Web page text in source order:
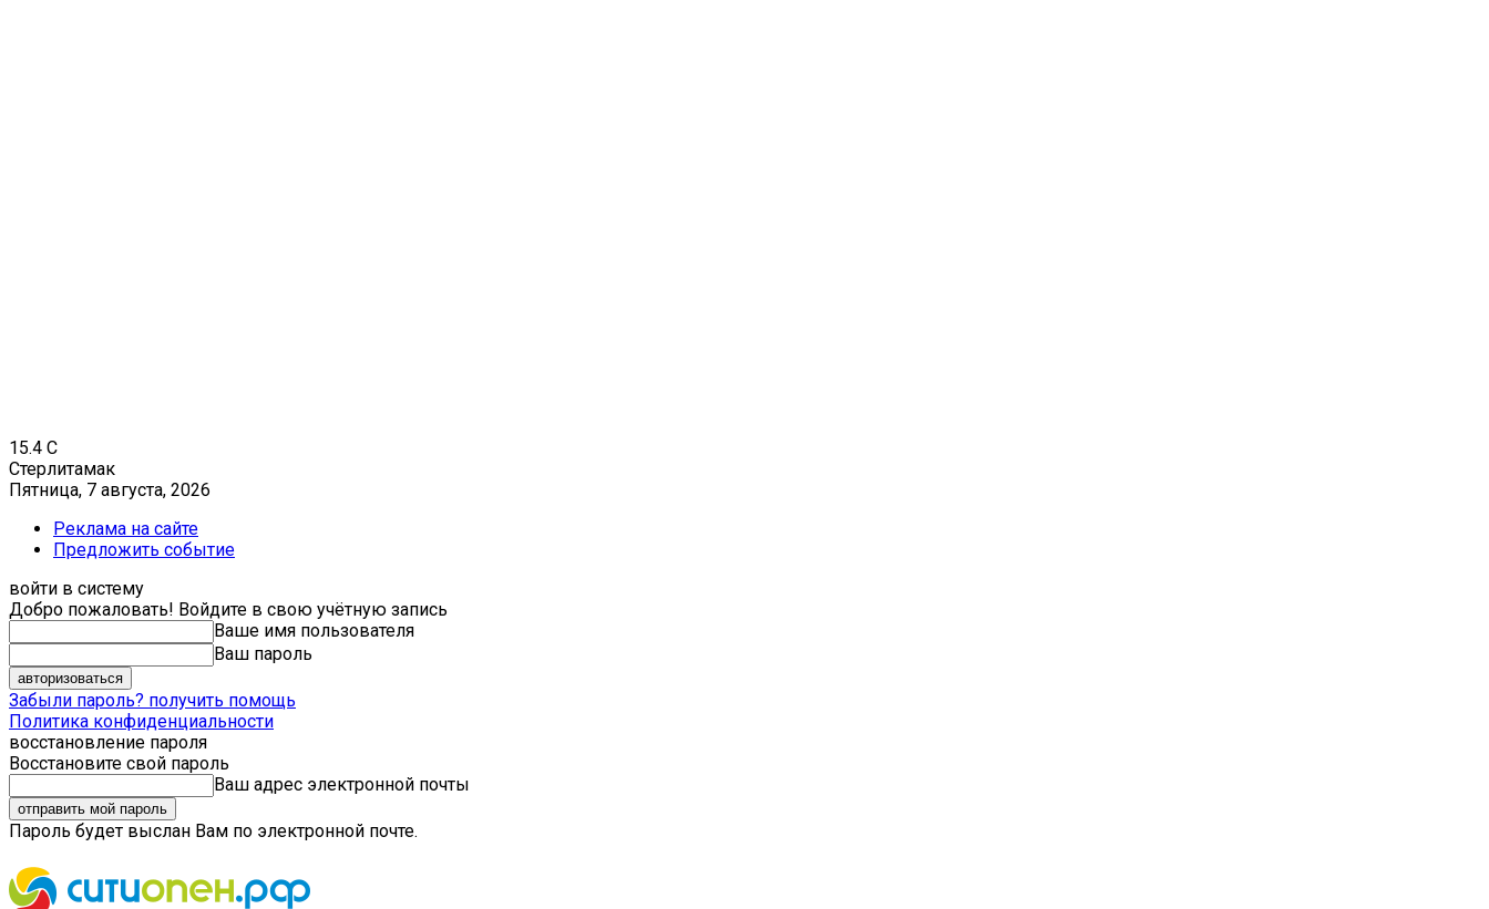
15.4 C
Стерлитамак
Пятница, 7 августа, 2026
Реклама на сайте
Предложить событие
войти в систему
Добро пожаловать! Войдите в свою учётную запись
Ваше имя пользователя
Ваш пароль
Забыли пароль? получить помощь
Политика конфиденциальности
восстановление пароля
Восстановите свой пароль
Ваш адрес электронной почты
Пароль будет выслан Вам по электронной почте.